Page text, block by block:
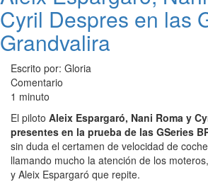
Cyril Despres en las
Grandvalira
Escrito por: Gloria
Comentario
1 minuto
El piloto Aleix Espargaró, Nani Roma y
presentes en la prueba de las GSeries
sin duda el certamen de velocidad de
llamando mucho la atención de los
y Aleix Espargaró que repite.